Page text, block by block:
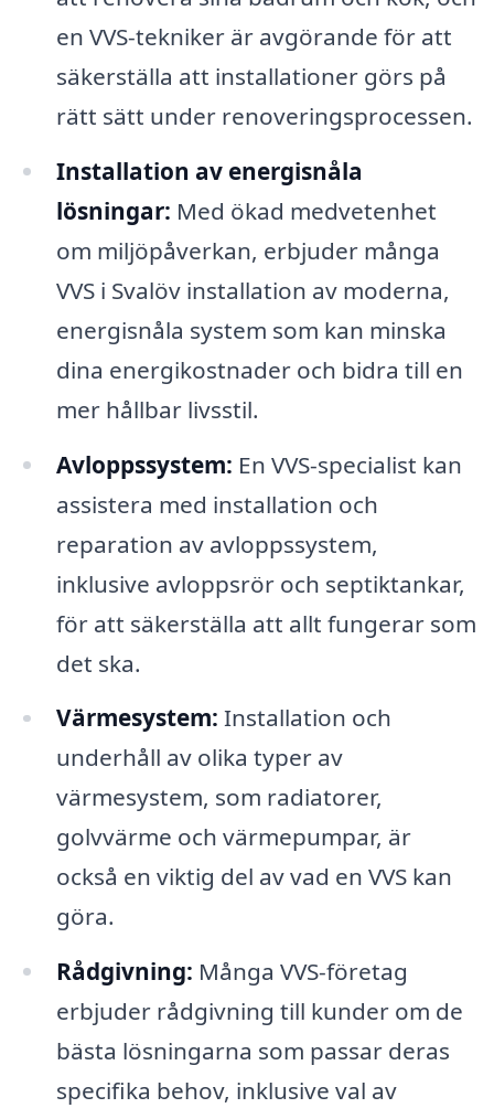
en VVS-tekniker är avgörande för att
säkerställa att installationer görs på
rätt sätt under renoveringsprocessen.
Installation av energisnåla
lösningar: Med ökad medvetenhet
om miljöpåverkan, erbjuder många
VVS i Svalöv installation av moderna,
energisnåla system som kan minska
dina energikostnader och bidra till en
mer hållbar livsstil.
Avloppssystem: En VVS-specialist kan
assistera med installation och
reparation av avloppssystem,
inklusive avloppsrör och septiktankar,
för att säkerställa att allt fungerar som
det ska.
Värmesystem: Installation och
underhåll av olika typer av
värmesystem, som radiatorer,
golvvärme och värmepumpar, är
också en viktig del av vad en VVS kan
göra.
Rådgivning: Många VVS-företag
erbjuder rådgivning till kunder om de
bästa lösningarna som passar deras
specifika behov, inklusive val av